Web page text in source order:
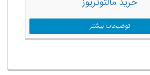
توضیحات بیشتر